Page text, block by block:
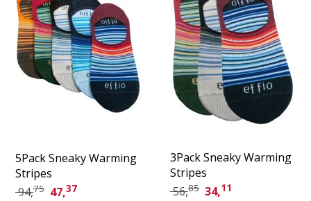
5Pack Sneaky Warming
Stripes
94,75 47,37
3Pack Sneaky Warming
Stripes
56,85 34,11